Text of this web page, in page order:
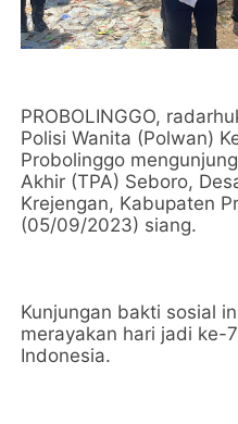
PROBOLINGGO,
Polisi Wanita (Polwan)
Probolinggo
Akhir (TPA) Seboro,
Krejengan, Kabupaten
(05/09/2023) siang.
Kunjungan bakti sosial
merayakan hari jadi ke-
Indonesia.